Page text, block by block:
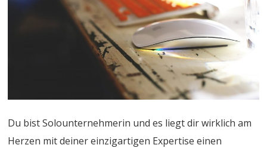
Du bist Solounternehmerin und es liegt dir wirklich am
Herzen mit deiner einzigartigen Expertise einen